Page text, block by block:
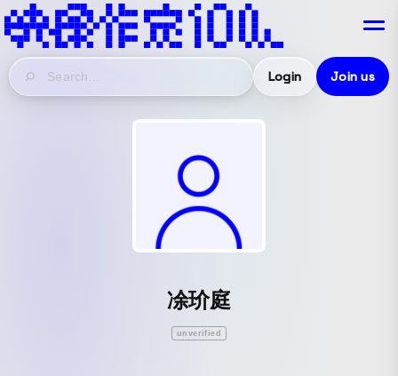
Login Join us
凃玠庭
unverified